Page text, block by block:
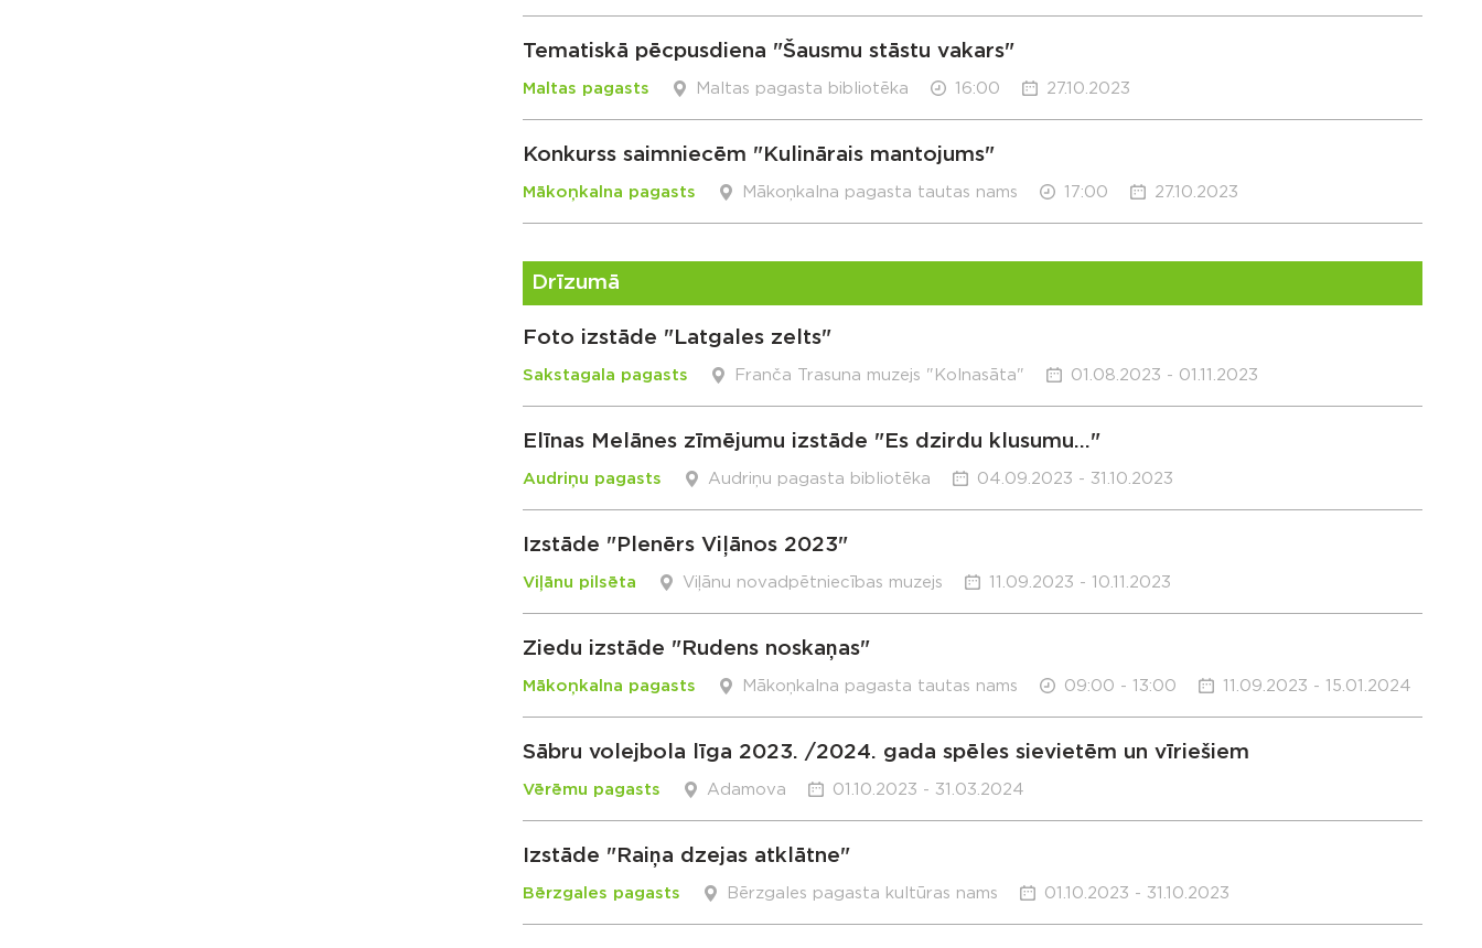
Tematiskā pēcpusdiena "Šausmu stāstu vakars"
Maltas pagasts Maltas pagasta bibliotēka 16:00 27.10.2023
Konkurss saimniecēm "Kulinārais mantojums"
Mākoņkalna pagasts Mākoņkalna pagasta tautas nams 17:00 27.10.2023
Drīzumā
Foto izstāde "Latgales zelts"
Sakstagala pagasts Franča Trasuna muzejs "Kolnasāta" 01.08.2023 - 01.11.2023
Elīnas Melānes zīmējumu izstāde "Es dzirdu klusumu..."
Audriņu pagasts Audriņu pagasta bibliotēka 04.09.2023 - 31.10.2023
Izstāde "Plenērs Viļānos 2023"
Viļānu pilsēta Viļānu novadpētniecības muzejs 11.09.2023 - 10.11.2023
Ziedu izstāde "Rudens noskaņas"
Mākoņkalna pagasts Mākoņkalna pagasta tautas nams 09:00 - 13:00 11.09.2023 - 15.01.2024
Sābru volejbola līga 2023. /2024. gada spēles sievietēm un vīriešiem
Vērēmu pagasts Adamova 01.10.2023 - 31.03.2024
Izstāde "Raiņa dzejas atklātne"
Bērzgales pagasts Bērzgales pagasta kultūras nams 01.10.2023 - 31.10.2023